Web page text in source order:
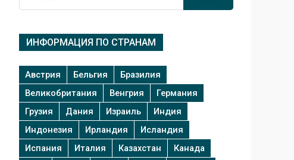
ИНФОРМАЦИЯ ПО СТРАНАМ
Австрия Бельгия
Бразилия
Великобритания
Венгрия
Германия
Грузия
Дания Израиль
Индия
Индонезия
Ирландия
Исландия
Испания
Италия Казахстан
Канада